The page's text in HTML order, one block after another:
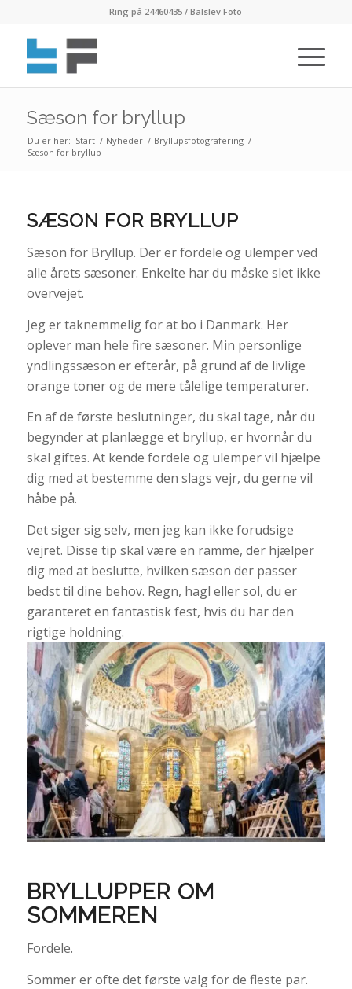
Ring på 24460435 / Balslev Foto
Sæson for bryllup
Du er her: Start / Nyheder / Bryllupsfotografering /
Sæson for bryllup
SÆSON FOR BRYLLUP
Sæson for Bryllup. Der er fordele og ulemper ved
alle årets sæsoner. Enkelte har du måske slet ikke
overvejet.
Jeg er taknemmelig for at bo i Danmark. Her
oplever man hele fire sæsoner. Min personlige
yndlingssæson er efterår, på grund af de livlige
orange toner og de mere tålelige temperaturer.
En af de første beslutninger, du skal tage, når du
begynder at planlægge et bryllup, er hvornår du
skal giftes. At kende fordele og ulemper vil hjælpe
dig med at bestemme den slags vejr, du gerne vil
håbe på.
Det siger sig selv, men jeg kan ikke forudsige
vejret. Disse tip skal være en ramme, der hjælper
dig med at beslutte, hvilken sæson der passer
bedst til dine behov. Regn, hagl eller sol, du er
garanteret en fantastisk fest, hvis du har den
rigtige holdning.
BRYLLUPPER OM
SOMMEREN
Fordele.
Sommer er ofte det første valg for de fleste par.